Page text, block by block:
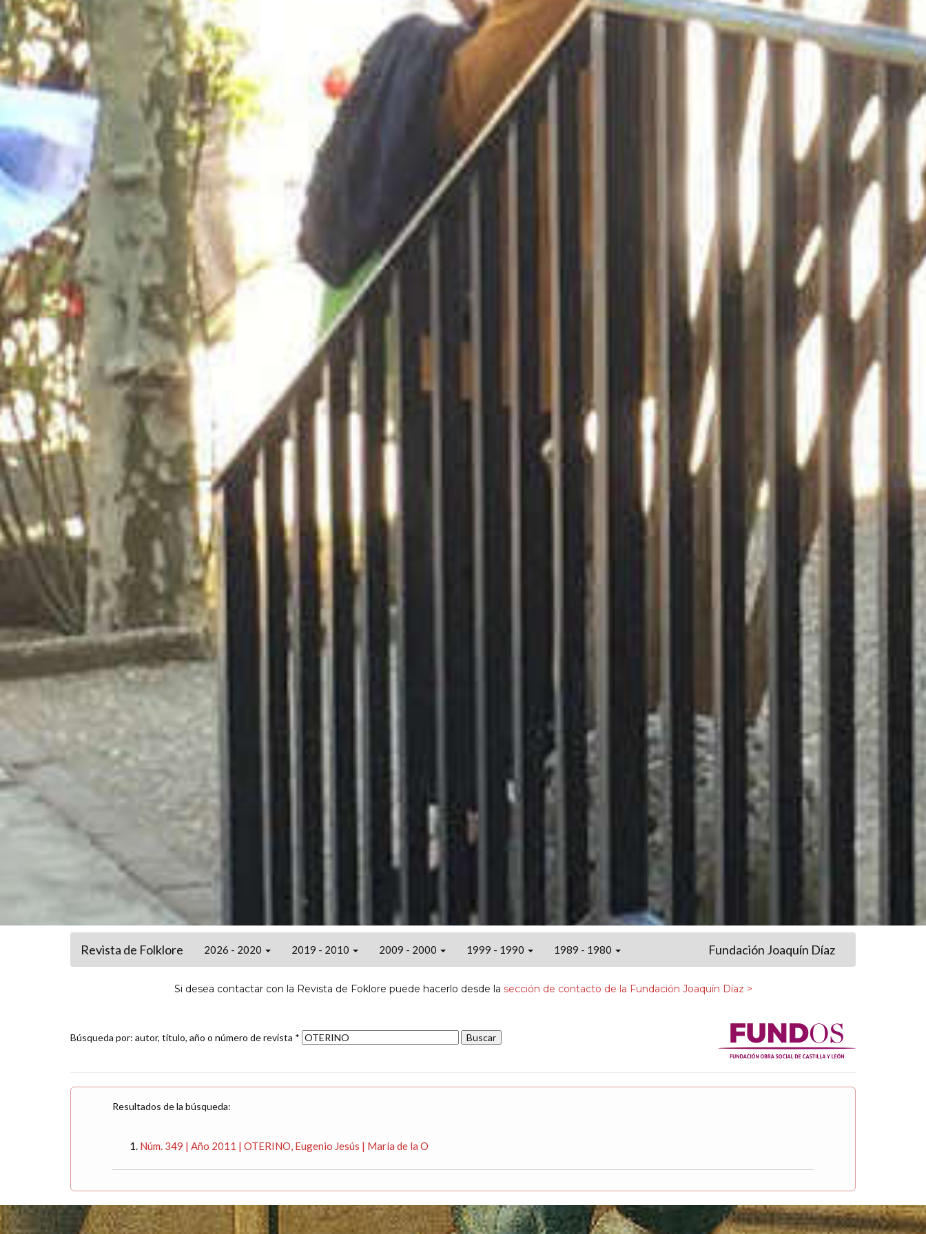
Revista de Folklore 2026 - 2020 2019 - 2010 2009 - 2000 1999 - 1990 1989 - 1980 Fundación Joaquín Díaz
Si desea contactar con la Revista de Foklore puede hacerlo desde la sección de contacto de la Fundación Joaquín Díaz >
Búsqueda por: autor, título, año o número de revista *
Resultados de la búsqueda:
Núm. 349 | Año 2011 | OTERINO, Eugenio Jesús | María de la O